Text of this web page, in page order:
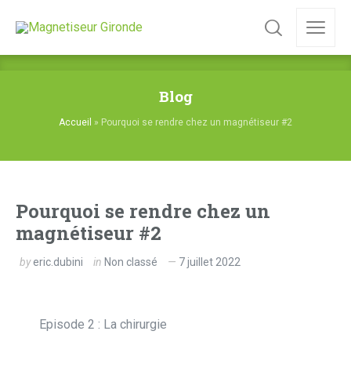
Blog
Accueil » Pourquoi se rendre chez un magnétiseur #2
Pourquoi se rendre chez un
magnétiseur #2
byeric.dubini in Non classé 7 juillet 2022
Episode 2 : La chirurgie